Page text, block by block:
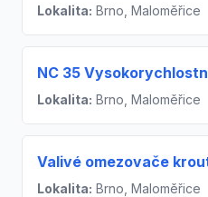
Lokalita: Brno, Maloměřice
NC 35
Lokalita: Brno, Maloměřice
Valivé omezovače
Lokalita: Brno, Maloměřice